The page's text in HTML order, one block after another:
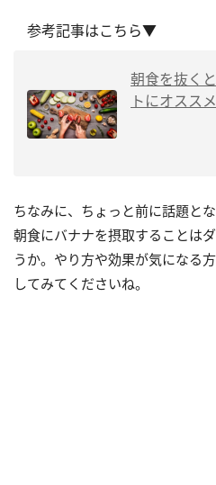
参考記事はこちら▼
朝食を抜く
トにオスス
ちなみに、ちょっと前に話題と
朝食にバナナを摂取することは
うか。やり方や効果が気になる
してみてくださいね。